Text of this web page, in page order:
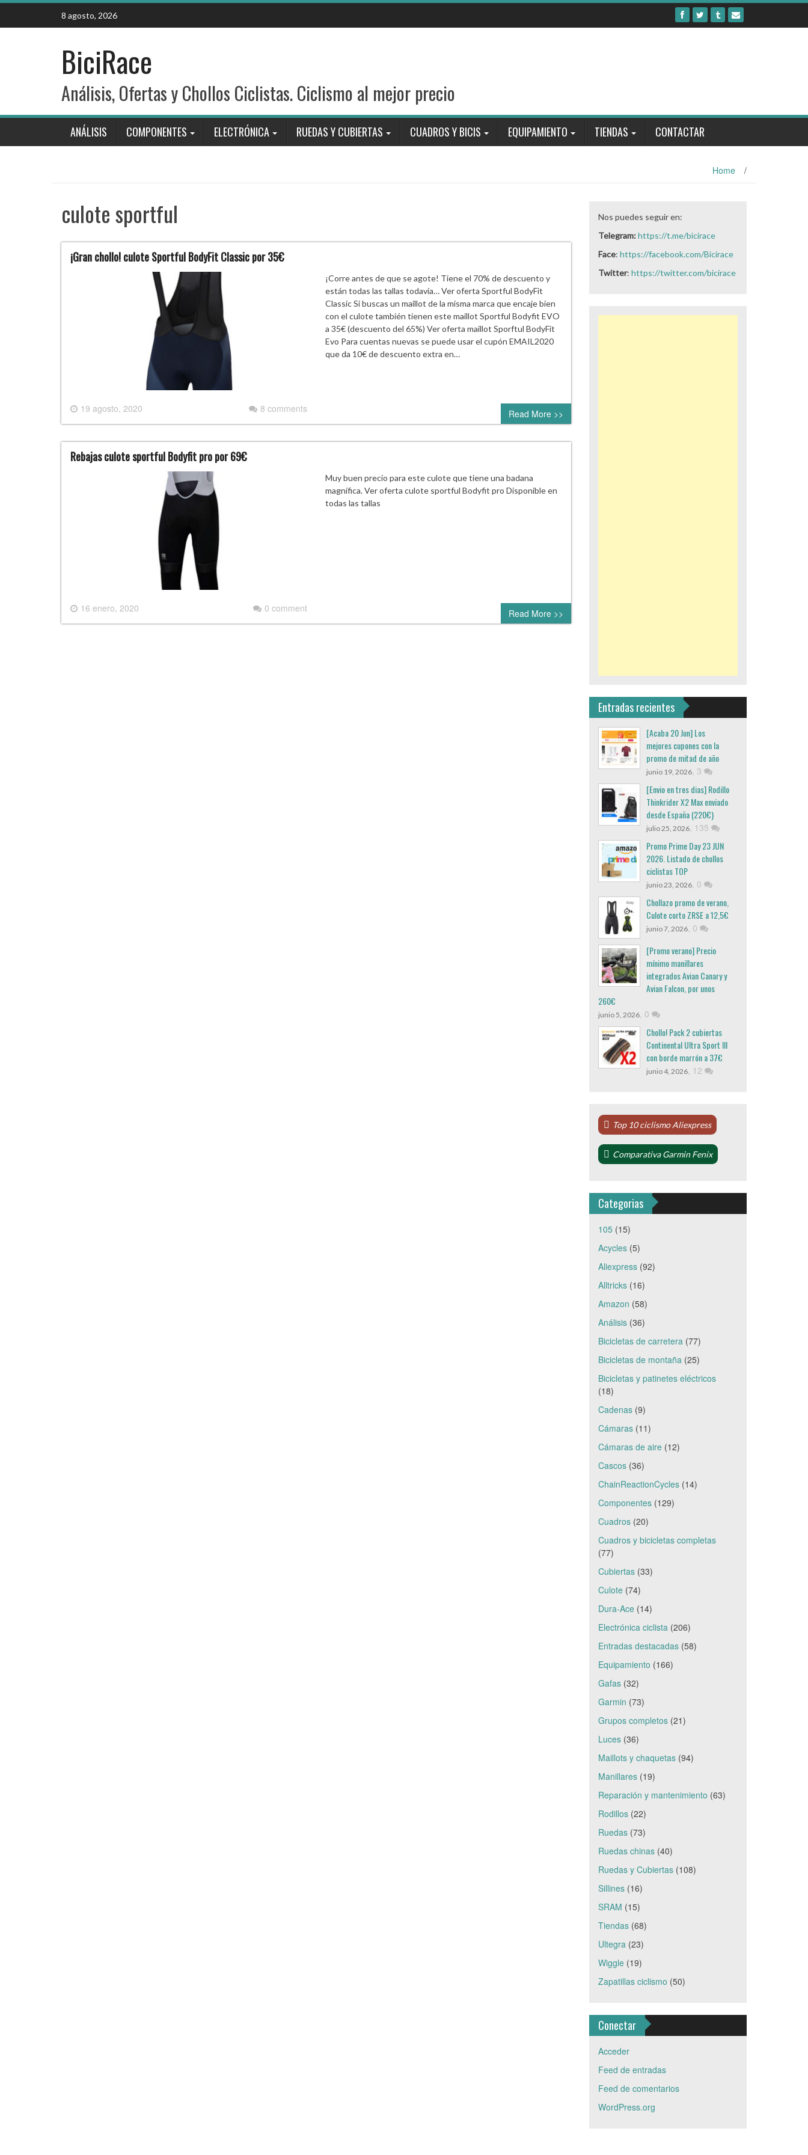
Skip
content
8 agosto, 2026
BiciRace
Análisis, Ofertas y Chollos Ciclistas. Ciclismo al mejor precio
ANÁLISIS COMPONENTES ELECTRÓNICA RUEDAS Y CUBIERTAS CUADROS Y BICIS EQUIPAMIENTO TIENDAS CONTACTAR
Home /
culote sportful
¡Gran chollo! culote Sportful BodyFit Classic por 35€
19 agosto, 2020 8 comments
¡Corre antes de que se agote! Tiene el 70% de descuento y
están todas las tallas todavía… Ver oferta Sportful BodyFit
Classic Si buscas un maillot de la misma marca que encaje bien
con el culote también tienen este maillot Sportful Bodyfit EVO
a 35€ (descuento del 65%) Ver oferta maillot Sporftul BodyFit
Evo Para cuentas nuevas se puede usar el cupón EMAIL2020
que da 10€ de descuento extra en…
Read More >>
Rebajas culote sportful Bodyfit pro por 69€
16 enero, 2020 0 comment
Muy buen precio para este culote que tiene una badana
magnífica. Ver oferta culote sportful Bodyfit pro Disponible en
todas las tallas
Read More >>
Nos puedes seguir en:
Telegram:https://t.me/bicirace
Face: https://facebook.com/Bicirace
Twitter: https://twitter.com/bicirace
Entradas recientes
[Acaba 20 Jun] Los
mejores cupones con la
promo de mitad de año
junio 19, 2026, 3
[Envio en tres dias] Rodillo
Thinkrider X2 Max enviado
desde España (220€)
julio 25, 2026, 135
Promo Prime Day 23 JUN
2026. Listado de chollos
ciclistas TOP
junio 23, 2026, 0
Chollazo promo de verano,
Culote corto ZRSE a 12,5€
junio 7, 2026, 0
[Promo verano] Precio
mínimo manillares
integrados Avian Canary y
Avian Falcon, por unos
260€
junio 5, 2026, 0
Chollo! Pack 2 cubiertas
Continental Ultra Sport III
con borde marrón a 37€
junio 4, 2026, 12
Top 10 ciclismo Aliexpress
Comparativa Garmin Fenix
Categorias
105(15)
Acycles(5)
Aliexpress(92)
Alltricks(16)
Amazon (58)
Análisis(36)
Bicicletas de carretera(77)
Bicicletas de montaña(25)
Bicicletas y patinetes eléctricos
(18)
Cadenas(9)
Cámaras(11)
Cámaras de aire(12)
Cascos(36)
ChainReactionCycles(14)
Componentes(129)
Cuadros(20)
Cuadros y bicicletas completas
(77)
Cubiertas(33)
Culote(74)
Dura-Ace(14)
Electrónica ciclista(206)
Entradas destacadas(58)
Equipamiento (166)
Gafas(32)
Garmin (73)
Grupos completos(21)
Luces(36)
Maillots y chaquetas(94)
Manillares(19)
Reparación y mantenimiento (63)
Rodillos(22)
Ruedas(73)
Ruedas chinas(40)
Ruedas y Cubiertas(108)
Sillines(16)
SRAM (15)
Tiendas(68)
Ultegra(23)
Wiggle(19)
Zapatillas ciclismo (50)
Conectar
Acceder
Feed de entradas
Feed de comentarios
WordPress.org